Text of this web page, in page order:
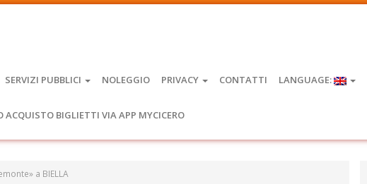
SERVIZI PUBBLICI NOLEGGIO PRIVACY CONTATTI LANGUAGE:
ACQUISTO BIGLIETTI VIA APP MYCICERO
a BIELLA